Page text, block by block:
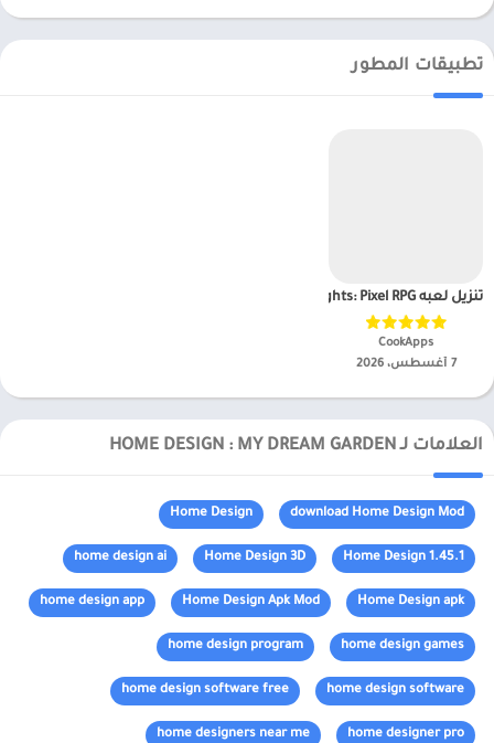
تطبيقات المطور
تنزيل لعبه Unknown Knights: Pixel RPG مهكرة للاندرويد APK 2025 2025 للأندرويد
CookApps‏
7 أغسطس، 2026
العلامات لـ HOME DESIGN : MY DREAM GARDEN
download Home Design Mod
Home Design
Home Design 1.45.1
Home Design 3D
home design ai
Home Design apk
Home Design Apk Mod
home design app
home design games
home design program
home design software
home design software free
home designer pro
home designers near me